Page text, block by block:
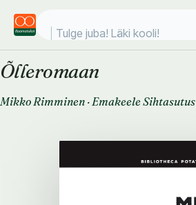
Tulge juba! Läki kooli!
Õlleromaan
Mikko Rimminen ·Emakeele Sihtasutus